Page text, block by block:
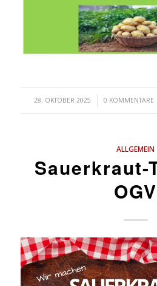
28. OKTOBER 2025
/ 0 KOMMENTARE
/
ALLGEMEIN
Sauerkraut-
OGV